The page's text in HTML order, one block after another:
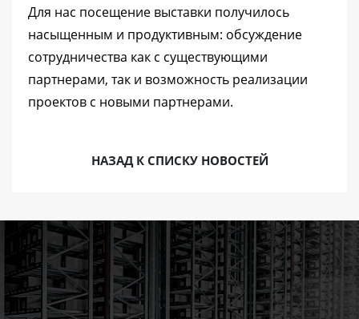
Для нас посещение выставки получилось
насыщенным и продуктивным: обсуждение
сотрудничества как с существующими
партнерами, так и возможность реализации
проектов с новыми партнерами.
НАЗАД К СПИСКУ НОВОСТЕЙ